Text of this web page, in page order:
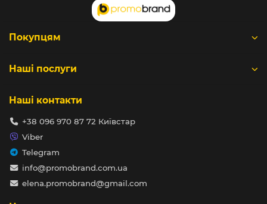
Покупцям
Наші послуги
Наші контакти
+38 096 970 87 72 Київстар
Viber
Telegram
info@promobrand.com.ua
elena.promobrand@gmail.com